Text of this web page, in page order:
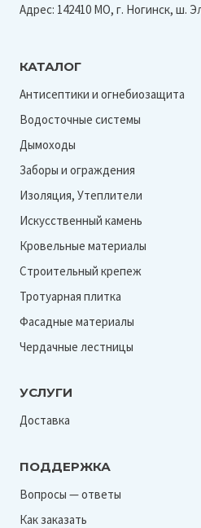
Адрес: 142410 МО, г. Ногинск, ш.
КАТАЛОГ
Антисептики и огнебиозащита
Водосточные системы
Дымоходы
Заборы и ограждения
Изоляция, Утеплители
Искусственный камень
Кровельные материалы
Строительный крепеж
Тротуарная плитка
Фасадные материалы
Чердачные лестницы
УСЛУГИ
Доставка
ПОДДЕРЖКА
Вопросы — ответы
Как заказать